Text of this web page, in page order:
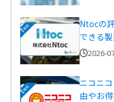
Ntocの
できる
2026-
ニコニ
由やお